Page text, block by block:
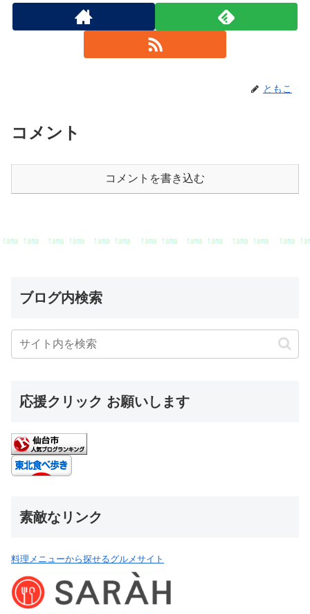
ともこ
コメント
コメントを書き込む
ブログ内検索
応援クリック お願いします
素敵なリンク
料理メニューから探せるグルメサイト